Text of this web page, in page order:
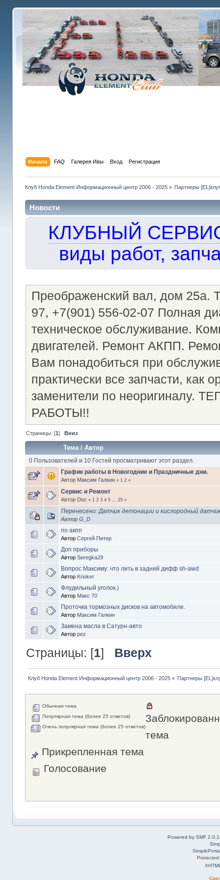
Начало FAQ Галерея Ивы Вход Регистрация
Клуб Honda Element Информационный центр 2006 - 2025» Партнеры
Новости
КЛУБНЫЙ
виды работ,
Преображенский вал, дом 25а.
97, +7(901) 556-02-07 Полная
техническое обслуживание.
двигателей. Ремонт АКПП.
Вам понадобиться при
практически все запчасти, как
заменители по
РАБОТЫ!!
Страницы: [1] Вниз
Тема/ Автор
0 Пользователей и 10 Гостей просматривают этот раздел.
График работы в Новогодние и Праздничные дни.
Автор Максим Галкин « 1 2»
Сервис и Ремонт
Автор Doc « 1 2 3 4 5 25»
Перенесено: Датчик детонации и кислородный
Автор G_D
по акпп
Автор Сергей Питер
Доп приборы
Автор Seregka29
Вопрос Максиму: что лить в задний дифф sh-awd
Автор Krioker
Флудильный уголок.)
Автор Макс 70
Проточка тормозных дисков на автомобиле.
Автор Максим Галкин
Замена масла в Сатурн-авто
Автор pez
Страницы: [1] Вверх
Клуб Honda Element Информационный центр 2006 - 2025» Партнеры
Обычная тема
Популярная тема (более 25 ответов)
Очень популярная тема (более 25 ответов)
тема
Прикрепленная тема
Голосование
Powered by SMF